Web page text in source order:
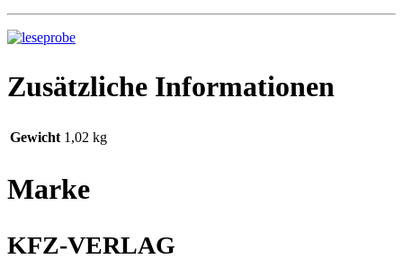
Zusätzliche Informationen
Gewicht 1,02 kg
Marke
KFZ-VERLAG